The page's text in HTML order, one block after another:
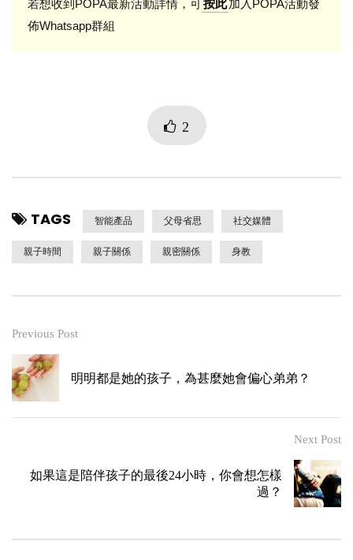
若想收到POPA最新活動詳情，可 按此加入POPA活動發
佈Whatsapp群組
2
TAGS 智能產品 父母省思 社交媒體
親子時間 親子關係 親密關係 身教
Previous Post
明明都是她的孩子，為甚麼她會偏心弟弟？
Next Post
如果這是陪伴孩子的最後24小時，你會想怎樣
過？